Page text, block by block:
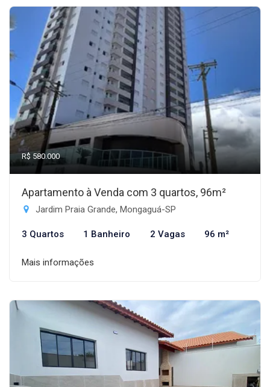
R$ 580.000
Apartamento à Venda com 3 quartos, 96m²
Jardim Praia Grande, Mongaguá-SP
3 Quartos 1 Banheiro 2 Vagas 96 m²
Mais informações